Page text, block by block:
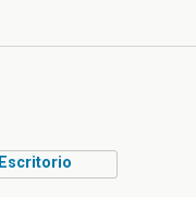
Escritorio